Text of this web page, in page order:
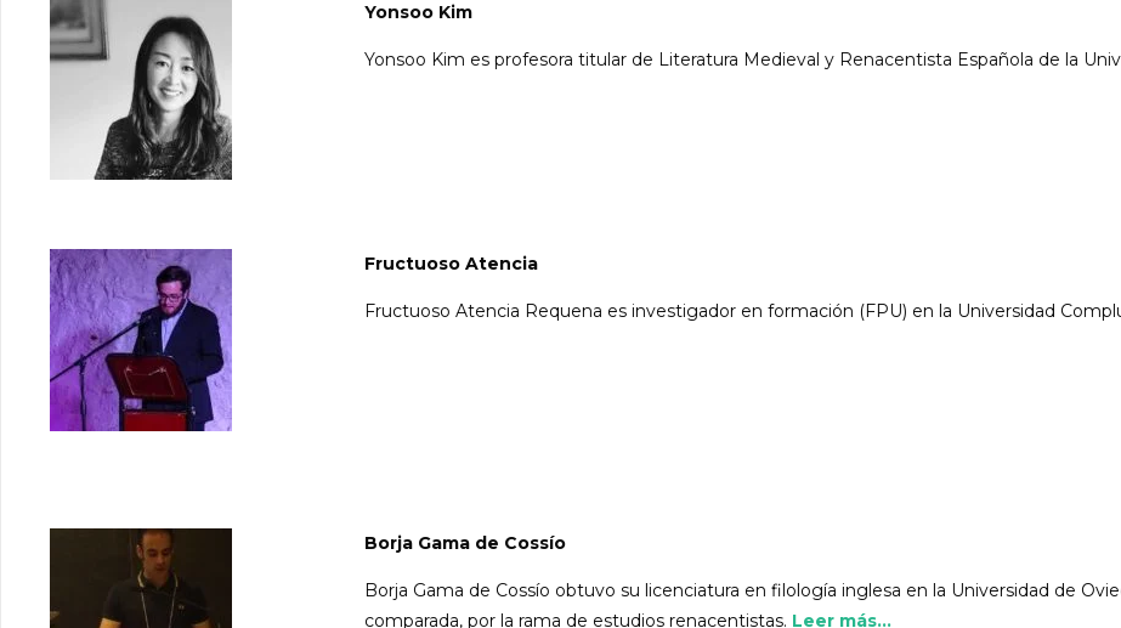
Yonsoo Kim
Yonsoo Kim es profesora titular de Literatura Medieval y Renacentista Española de la
Fructuoso Atencia
Fructuoso Atencia Requena es investigador en formación (FPU) en la Universidad
Borja Gama de Cossío
Borja Gama de Cossío obtuvo su licenciatura en filología inglesa en la Universidad de
comparada, por la rama de estudios renacentistas. Leer más...